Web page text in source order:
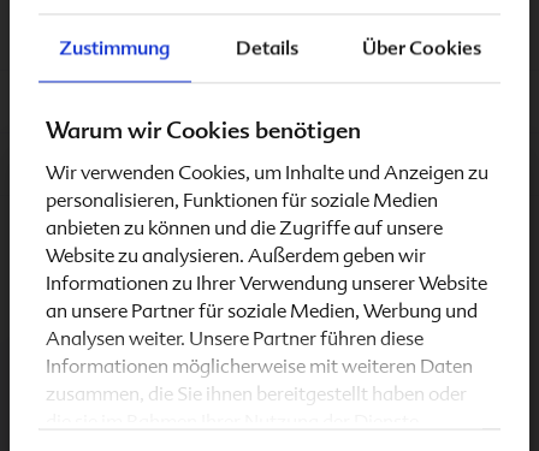
Zustimmung Details Über Cookies
Warum wir Cookies benötigen
Wir verwenden Cookies, um Inhalte und Anzeigen zu
personalisieren, Funktionen für soziale Medien
anbieten zu können und die Zugriffe auf unsere
Website zu analysieren. Außerdem geben wir
Informationen zu Ihrer Verwendung unserer Website
an unsere Partner für soziale Medien, Werbung und
Analysen weiter. Unsere Partner führen diese
Informationen möglicherweise mit weiteren Daten
zusammen, die Sie ihnen bereitgestellt haben oder
– davon Calcium-L-
methylfolat
225 µg
Vitamin D3 20 µg ** 400
Referenzmenge gemäß LMIV
entspricht 800 I.E. (Internationale Einheiten)
Zutaten vonFolio 2 basic
jodfrei
Schwangerschaft & Stillzeit